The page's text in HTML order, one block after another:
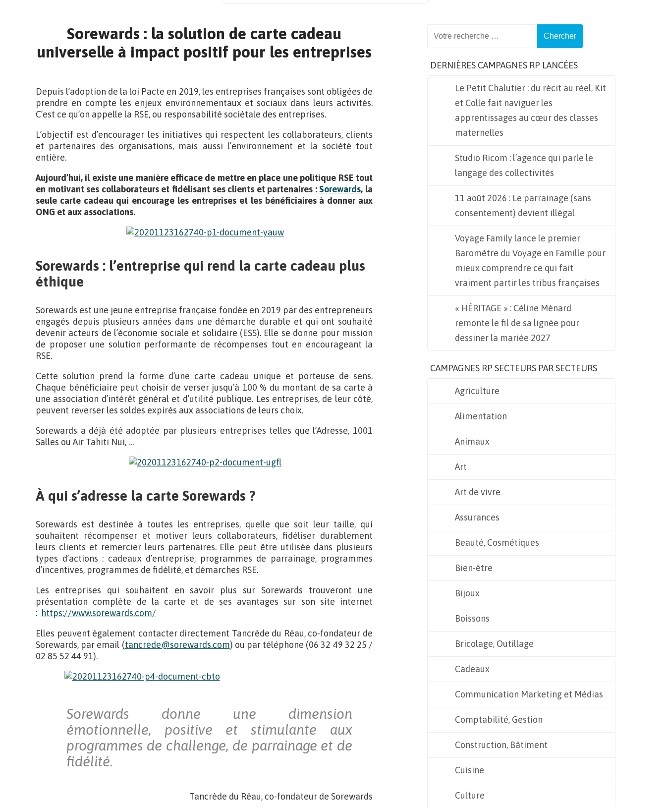
Sorewards : la solution de carte cadeau
universelle à impact positif pour les entreprises
Depuis l’adoption de la loi Pacte en 2019, les entreprises françaises sont obligées de
prendre en compte les enjeux environnementaux et sociaux dans leurs activités.
C’est ce qu’on appelle la RSE, ou responsabilité sociétale des entreprises.
L’objectif est d’encourager les initiatives qui respectent les collaborateurs, clients
et partenaires des organisations, mais aussi l’environnement et la société tout
entière.
Aujourd’hui, il existe une manière efficace de mettre en place une politique RSE tout
en motivant ses collaborateurs et fidélisant ses clients et partenaires :Sorewards, la
seule carte cadeau qui encourage les entreprises et les bénéficiaires à donner aux
ONG et aux associations.
Sorewards : l’entreprise qui rend la carte cadeau plus
éthique
Sorewards est une jeune entreprise française fondée en 2019 par des entrepreneurs
engagés depuis plusieurs années dans une démarche durable et qui ont souhaité
devenir acteurs de l’économie sociale et solidaire (ESS). Elle se donne pour mission
de proposer une solution performante de récompenses tout en encourageant la
RSE.
Cette solution prend la forme d’une carte cadeau unique et porteuse de sens.
Chaque bénéficiaire peut choisir de verser jusqu’à 100 % du montant de sa carte à
une association d’intérêt général et d’utilité publique. Les entreprises, de leur côté,
peuvent reverser les soldes expirés aux associations de leurs choix.
Sorewards a déjà été adoptée par plusieurs entreprises telles que l’Adresse, 1001
Salles ou Air Tahiti Nui, …
À qui s’adresse la carte Sorewards ?
Sorewards est destinée à toutes les entreprises, quelle que soit leur taille, qui
souhaitent récompenser et motiver leurs collaborateurs, fidéliser durablement
leurs clients et remercier leurs partenaires. Elle peut être utilisée dans plusieurs
types d’actions : cadeaux d’entreprise, programmes de parrainage, programmes
d’incentives, programmes de fidélité, et démarches RSE.
Les entreprises qui souhaitent en savoir plus sur Sorewards trouveront une
présentation complète de la carte et de ses avantages sur son site internet
: https://www.sorewards.com/
Elles peuvent également contacter directement Tancrède du Réau, co-fondateur de
Sorewards, par email (tancrede@sorewards.com) ou par téléphone (06 32 49 32 25 /
02 85 52 44 91).
Sorewards donne une dimension
émotionnelle, positive et stimulante aux
programmes de challenge, de parrainage et de
fidélité.
Tancrède du Réau, co-fondateur de Sorewards
DERNIÈRES CAMPAGNES RP LANCÉES
Le Petit Chalutier : du récit au réel, Kit
et Colle fait naviguer les
apprentissages au cœur des classes
maternelles
Studio Ricom : l’agence qui parle le
langage des collectivités
11 août 2026 : Le parrainage (sans
consentement) devient illégal
Voyage Family lance le premier
Baromètre du Voyage en Famille pour
mieux comprendre ce qui fait
vraiment partir les tribus françaises
« HÉRITAGE » : Céline Ménard
remonte le fil de sa lignée pour
dessiner la mariée 2027
CAMPAGNES RP SECTEURS PAR SECTEURS
Agriculture
Alimentation
Animaux
Art
Art de vivre
Assurances
Beauté, Cosmétiques
Bien-être
Bijoux
Boissons
Bricolage, Outillage
Cadeaux
Communication Marketing et Médias
Comptabilité, Gestion
Construction, Bâtiment
Cuisine
Culture